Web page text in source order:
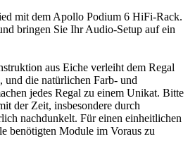
mit dem Apollo Podium 6 HiFi-Rack.
bringen Sie Ihr Audio-Setup auf ein
aus Eiche verleiht dem Regal
und die natürlichen Farb- und
jedes Regal zu einem Unikat. Bitte
der Zeit, insbesondere durch
nachdunkelt. Für einen einheitlichen
benötigten Module im Voraus zu